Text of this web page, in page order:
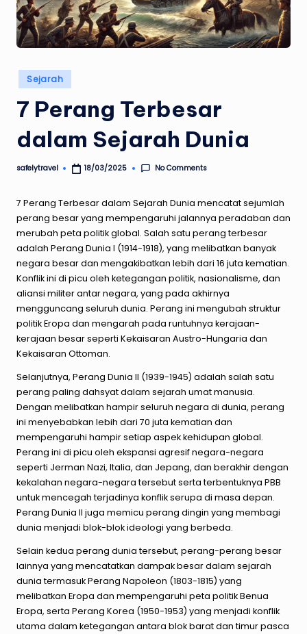
Posted
in
Sejarah
7 Perang Terbesar
dalam Sejarah Dunia
Posted
safelytravel 18/03/2025 No Comments
7 Perang Terbesar dalam Sejarah Dunia mencatat sejumlah
perang besar yang mempengaruhi jalannya peradaban dan
merubah peta politik global. Salah satu perang terbesar
adalah Perang Dunia I (1914-1918), yang melibatkan banyak
negara besar dan mengakibatkan lebih dari 16 juta kematian.
Konflik ini di picu oleh ketegangan politik, nasionalisme, dan
aliansi militer antar negara, yang pada akhirnya
mengguncang seluruh dunia. Perang ini mengubah struktur
politik Eropa dan mengarah pada runtuhnya kerajaan-
kerajaan besar seperti Kekaisaran Austro-Hungaria dan
Kekaisaran Ottoman.
Selanjutnya, Perang Dunia II (1939-1945) adalah salah satu
perang paling dahsyat dalam sejarah umat manusia.
Dengan melibatkan hampir seluruh negara di dunia, perang
ini menyebabkan lebih dari 70 juta kematian dan
mempengaruhi hampir setiap aspek kehidupan global.
Perang ini di picu oleh ekspansi agresif negara-negara
seperti Jerman Nazi, Italia, dan Jepang, dan berakhir dengan
kekalahan negara-negara tersebut serta terbentuknya PBB
untuk mencegah terjadinya konflik serupa di masa depan.
Perang Dunia II juga memicu perang dingin yang membagi
dunia menjadi blok-blok ideologi yang berbeda.
Selain kedua perang dunia tersebut, perang-perang besar
lainnya yang mencatatkan dampak besar dalam sejarah
dunia termasuk Perang Napoleon (1803-1815) yang
melibatkan Eropa dan mempengaruhi peta politik Benua
Eropa, serta Perang Korea (1950-1953) yang menjadi konflik
utama dalam ketegangan antara blok barat dan timur pasca